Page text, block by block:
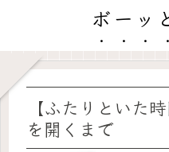
ボーッ
【ふたりといた
を開くまで